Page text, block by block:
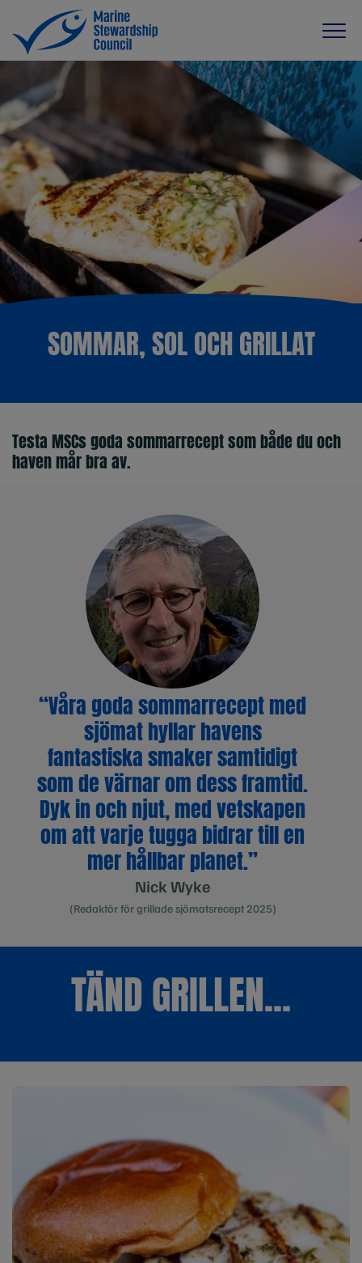
SOMMAR, SOL OCH GRILLAT
Testa MSCs goda sommarrecept som både du och
haven mår bra av.
“Våra goda sommarrecept med
sjömat hyllar havens
fantastiska smaker samtidigt
som de värnar om dess framtid.
Dyk in och njut, med vetskapen
om att varje tugga bidrar till en
mer hållbar planet.”
Nick Wyke
(Redaktör för grillade sjömatsrecept 2025)
TÄND GRILLEN...